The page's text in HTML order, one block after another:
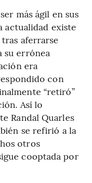
más ágil en sus
actualidad existe
aferrarse
su errónea
era
con
“retiró”
Así lo
Randal Quarles
se refirió a la
otros
cooptada por